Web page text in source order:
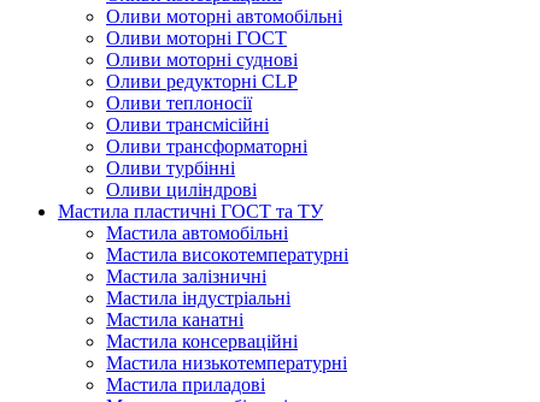
Оливи моторні автомобільні
Оливи моторні ГОСТ
Оливи моторні суднові
Оливи редукторні CLP
Оливи теплоносії
Оливи трансмісійні
Оливи трансформаторні
Оливи турбінні
Оливи циліндрові
Мастила пластичні ГОСТ та ТУ
Мастила автомобільні
Мастила високотемпературні
Мастила залізничні
Мастила індустріальні
Мастила канатні
Мастила консерваційні
Мастила низькотемпературні
Мастила приладові